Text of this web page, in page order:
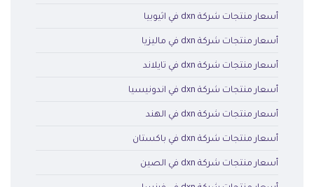
أسعار منتجات شركة dxn في اثيوبيا
أسعار منتجات شركة dxn في ماليزيا
أسعار منتجات شركة dxn في تايلاند
أسعار منتجات شركة dxn في اندونيسيا
أسعار منتجات شركة dxn في الهند
أسعار منتجات شركة dxn في باكستان
أسعار منتجات شركة dxn في الصين